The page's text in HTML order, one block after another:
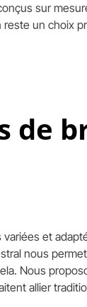
sur
un choix
de
et
nous
Nous
allier